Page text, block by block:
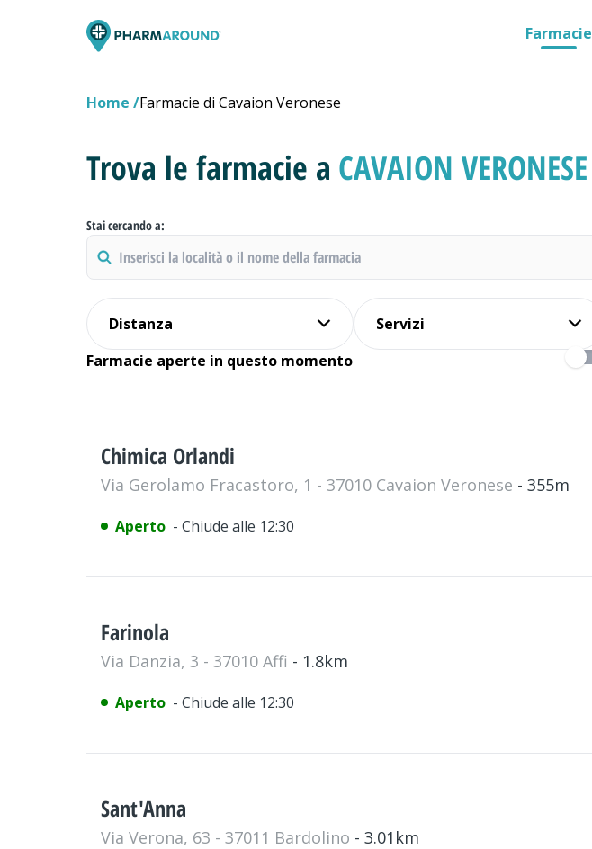
Farmacie
Home Farmacie di Cavaion Veronese
Trova le farmacie a CAVAION VERONESE
Stai cercando a:
Distanza
Servizi
Farmacie aperte in questo momento
Chimica Orlandi
Via Gerolamo Fracastoro, 1 - 37010 Cavaion Veronese - 355m
Aperto - Chiude alle 12:30
Farinola
Via Danzia, 3 - 37010 Affi - 1.8km
Aperto - Chiude alle 12:30
Sant'Anna
Via Verona, 63 - 37011 Bardolino - 3.01km